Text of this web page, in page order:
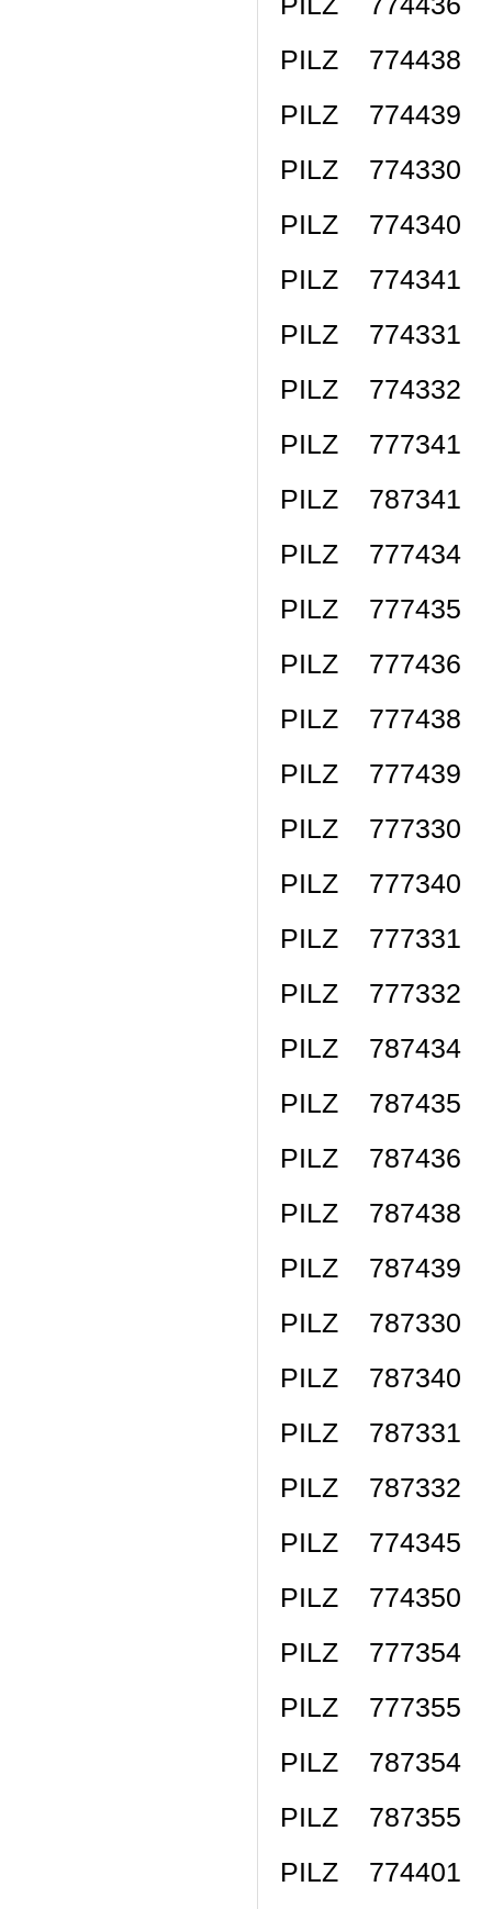
PILZ 774438
PILZ 774439
PILZ 774330
PILZ 774340
PILZ 774341
PILZ 774331
PILZ 774332
PILZ 777341
PILZ 787341
PILZ 777434
PILZ 777435
PILZ 777436
PILZ 777438
PILZ 777439
PILZ 777330
PILZ 777340
PILZ 777331
PILZ 777332
PILZ 787434
PILZ 787435
PILZ 787436
PILZ 787438
PILZ 787439
PILZ 787330
PILZ 787340
PILZ 787331
PILZ 787332
PILZ 774345
PILZ 774350
PILZ 777354
PILZ 777355
PILZ 787354
PILZ 787355
PILZ 774401